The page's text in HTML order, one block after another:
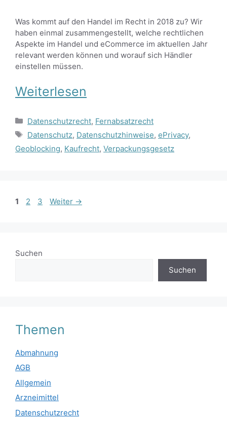
Was kommt auf den Handel im Recht in 2018 zu? Wir
haben einmal zusammengestellt, welche rechtlichen
Aspekte im Handel und eCommerce im aktuellen Jahr
relevant werden können und worauf sich Händler
einstellen müssen.
Weiterlesen
Kategorien
Datenschutzrecht, Fernabsatzrecht
Schlagwörter
Datenschutz, Datenschutzhinweise, ePrivacy,
Geoblocking, Kaufrecht, Verpackungsgesetz
Seite
1 Seite
2 Seite
3 Weiter →
Suchen
Suchen
Themen
Abmahnung
AGB
Allgemein
Arzneimittel
Datenschutzrecht